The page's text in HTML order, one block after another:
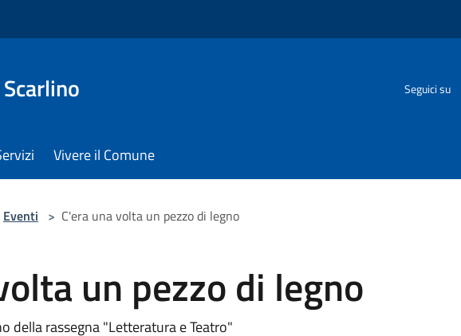
Seguici su
Vivere il Comune
Eventi > C'era una volta un pezzo di legno
un pezzo di legno
della rassegna "Letteratura e Teatro"